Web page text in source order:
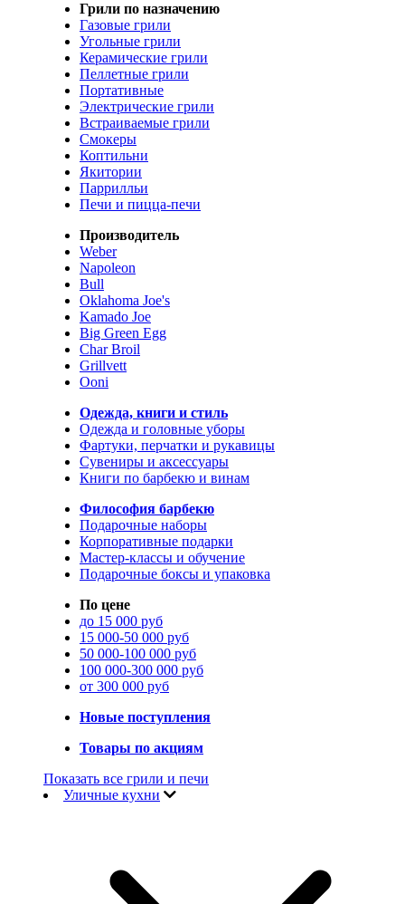
Грили по назначению
Газовые грили
Угольные грили
Керамические грили
Пеллетные грили
Портативные
Электрические грили
Встраиваемые грили
Смокеры
Коптильни
Якитории
Паррилльи
Печи и пицца-печи
Производитель
Weber
Napoleon
Bull
Oklahoma Joe's
Kamado Joe
Big Green Egg
Char Broil
Grillvett
Ooni
Одежда, книги и стиль
Одежда и головные уборы
Фартуки, перчатки и рукавицы
Сувениры и аксессуары
Книги по барбекю и винам
Философия барбекю
Подарочные наборы
Корпоративные подарки
Мастер-классы и обучение
Подарочные боксы и упаковка
По цене
до 15 000 руб
15 000-50 000 руб
50 000-100 000 руб
100 000-300 000 руб
от 300 000 руб
Новые поступления
Товары по акциям
Показать все грили и печи
Уличные кухни